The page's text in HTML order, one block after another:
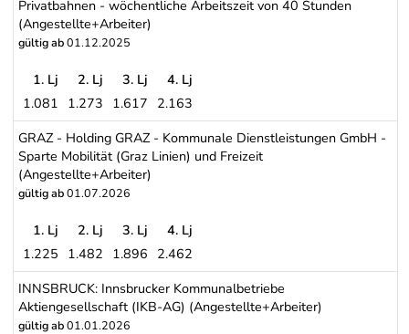
Privatbahnen - wöchentliche Arbeitszeit von 40 Stunden
(Angestellte+Arbeiter)
gültig ab01.12.2025
Eisenbahnunternehmen: Länderbahnen, öffentliche
1. Lj 2. Lj 3. Lj
4. Lj
1.081 1.273 1.617 2.163
GRAZ - Holding GRAZ - Kommunale Dienstleistungen GmbH -
Sparte Mobilität (Graz Linien) und Freizeit
(Angestellte+Arbeiter)
gültig ab01.07.2026
GRAZ - Holding GRAZ - Kommunale Dienstleistungen GmbH -
1. Lj 2. Lj 3. Lj
4. Lj
1.225 1.482 1.896 2.462
INNSBRUCK: Innsbrucker Kommunalbetriebe
Aktiengesellschaft (IKB-AG) (Angestellte+Arbeiter)
gültig ab01.01.2026